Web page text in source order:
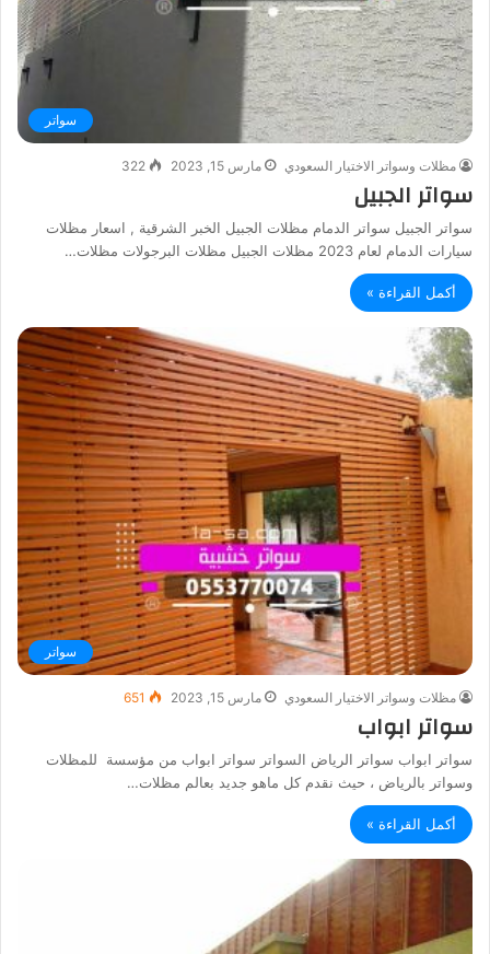
سواتر
مظلات وسواتر الاختيار السعودي مارس 15, 2023 322
سواتر الجبيل
سواتر الجبيل سواتر الدمام مظلات الجبيل الخبر الشرقية , اسعار مظلات
سيارات الدمام لعام 2023 مظلات الجبيل مظلات البرجولات مظلات…
أكمل القراءة »
سواتر
مظلات وسواتر الاختيار السعودي مارس 15, 2023 651
سواتر ابواب
سواتر ابواب سواتر الرياض السواتر سواتر ابواب من مؤسسة للمظلات
وسواتر بالرياض ، حيث نقدم كل ماهو جديد بعالم مظلات…
أكمل القراءة »